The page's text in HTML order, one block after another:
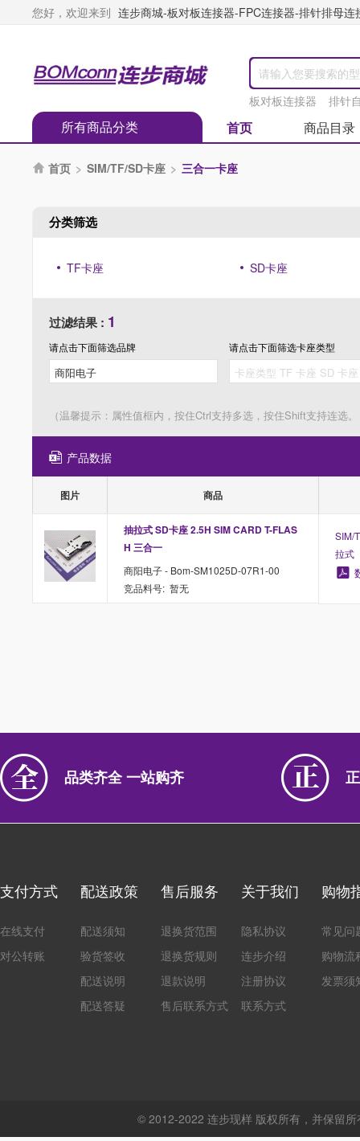
您好，欢迎来到 连步商城-板对板连接器-FPC连接器-排针排母
板对板连接器 排针
所有商品分类 首页 商品目录
 首页 > SIM/TF/SD卡座 > 三合一卡座
分类筛选
TF卡座 SD卡座
过滤结果 : 1
请点击下面筛选品牌 请点击下面筛选卡座类型
（温馨提示：属性值框内，按住Ctrl支持多选，按住Shift支持连选
产品数据
图片 商品
抽拉式 SD卡座 2.5H SIM CARD T-FLAS
H 三合一
商阳电子 - Bom-SM1025D-07R1-00
竞品料号: 暂无
SIM/
拉式
品类齐全 一站购齐
支付方式
在线支付
对公转账
配送政策
配送须知
验货签收
配送说明
配送答疑
售后服务
退换货范围
退换货规则
退款说明
售后联系方式
关于我们
隐私协议
连步介绍
注册协议
联系方式
购物
常见问
购物流
发票须
© 2012-2022 连步现样 版权所有，并保留